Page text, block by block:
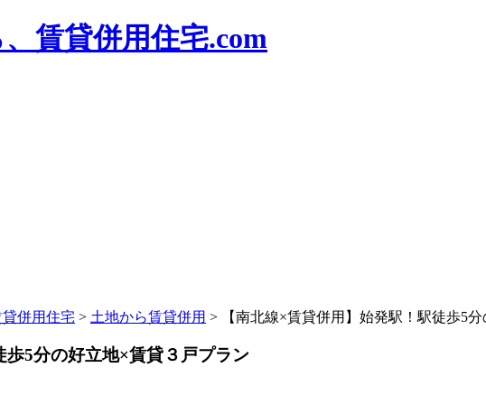
賃貸併用住宅.com
貸併用住宅 > 土地から賃貸併用 > 【南北線×賃貸併用】始発駅！駅徒歩5
5分の好立地×賃貸３戸プラン